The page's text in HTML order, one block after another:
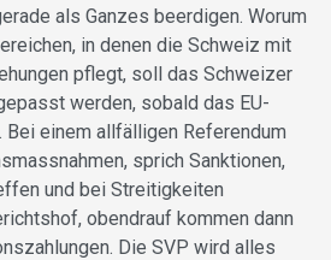
als Ganzes beerdigen. Worum
in denen die Schweiz mit
pflegt, soll das Schweizer
werden, sobald das EU-
Bei einem allfälligen Referendum
sprich Sanktionen,
und bei Streitigkeiten
obendrauf kommen dann
Die SVP wird alles